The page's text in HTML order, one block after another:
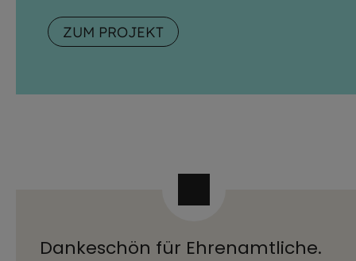
ZUM PROJEKT
Dankeschön für Ehrenamtliche.